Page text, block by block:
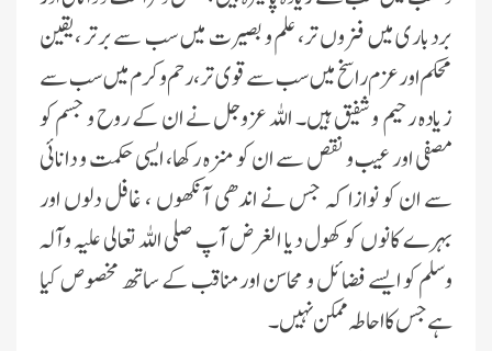
بردباری میں فزوں تر، علم و بصیرت میں سب سے برتر ، یقین
محکم اور عزم راسخ میں سب سے قوی تر ، رحم و کرم میں سب سے
زیادہ رحیم و شفیق ہیں۔ اللہ عزوجل نے ان کے روح و جسم کو
مصفی اور عیب و نقص سے ان کو منزہ رکھا، ایسی حکمت و دانائی
سے ان کو نوازا کہ جس نے اندھی آنکھوں ، غافل دلوں اور
بہرے کانوں کو کھول دیا الغرض آپ صلی اللہ تعالی علیہ وآلہ
وسلم کو ایسے فضائل و محاسن اورمناقب کے ساتھ مخصوص کیا
ہے جس کا احاطہ ممکن نہیں۔